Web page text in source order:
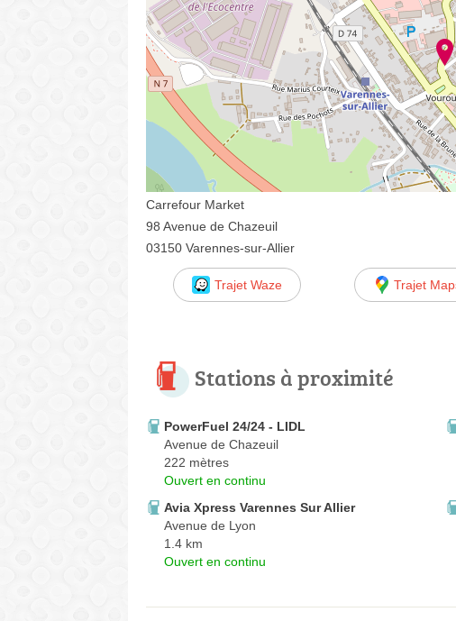
Carrefour Market
98 Avenue de Chazeuil
03150 Varennes-sur-Allier
Trajet Waze Trajet
Stations à proximité
PowerFuel 24/24 - LIDL
Avenue de Chazeuil
222 mètres
Ouvert en continu
Avia Xpress Varennes Sur Allier
Avenue de Lyon
1.4 km
Ouvert en continu